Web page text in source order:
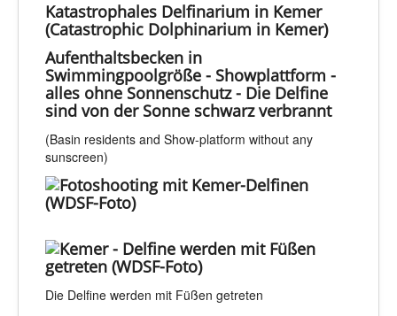
Katastrophales Delfinarium in Kemer
(Catastrophic Dolphinarium in Kemer)
Aufenthaltsbecken in
Swimmingpoolgröße - Showplattform -
alles ohne Sonnenschutz - Die Delfine
sind von der Sonne schwarz verbrannt
(Basin residents and Show-platform without any
sunscreen)
Die Delfine werden mit Füßen getreten